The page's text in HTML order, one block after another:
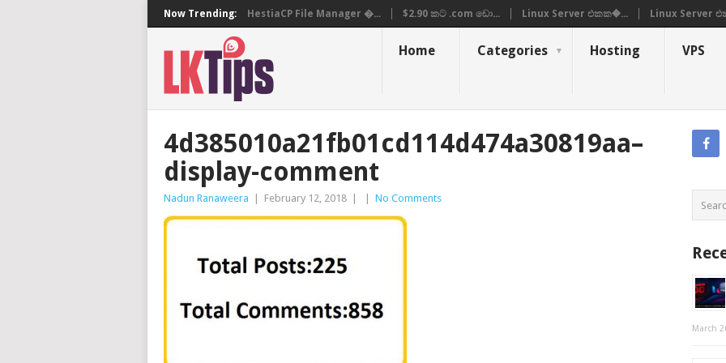
Now Trending: HestiaCP File Manager �... $2.90 කට .com ඩො... Linux Server එකක�... Linux Server
Home Categories Hosting VPS
4d385010a21fb01cd114d474a30819aa–
display-comment
Nadun Ranaweera February 12, 2018 No Comments
March